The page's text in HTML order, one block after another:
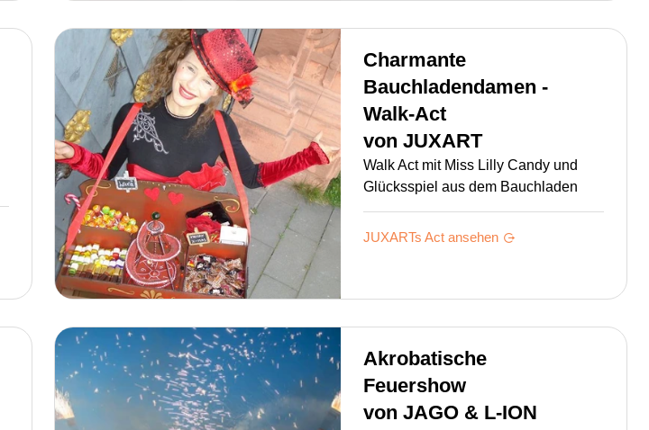
Charmante
Bauchladendamen -
Walk-Act
von JUXART
Walk Act mit Miss Lilly Candy und
Glücksspiel aus dem Bauchladen
JUXARTs Act ansehen
Akrobatische
Feuershow
von JAGO & L-ION